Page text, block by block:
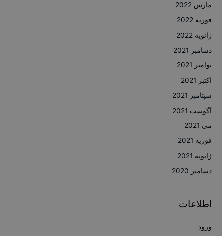
مارس 2022
فوریه 2022
ژانویه 2022
دسامبر 2021
نوامبر 2021
اکتبر 2021
سپتامبر 2021
آگوست 2021
می 2021
فوریه 2021
ژانویه 2021
دسامبر 2020
اطلاعات
ورود